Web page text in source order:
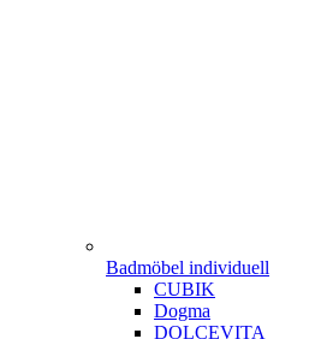
Badmöbel individuell
CUBIK
Dogma
DOLCEVITA